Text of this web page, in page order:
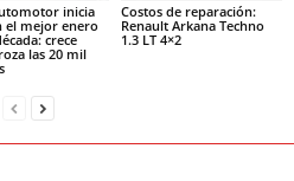
inicia
el mejor enero
crece
las 20 mil
Costos de reparación:
Renault Arkana Techno
1.3 LT 4×2